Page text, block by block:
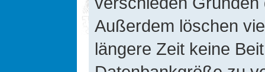
Außerdem löschen
längere Zeit keine